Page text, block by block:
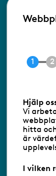
E-post
Följ
Hjälp
Vi
hitta
är
I vilken